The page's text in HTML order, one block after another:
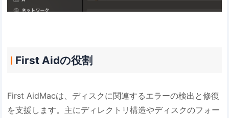
First Aidの役割
First AidMacは、ディスクに関連するエラーの検出と修復
を支援します。主にディレクトリ構造やディスクのフォー